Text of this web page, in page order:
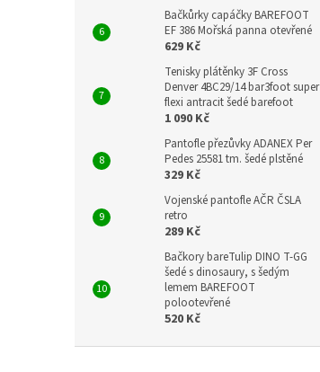
Bačkůrky capáčky BAREFOOT
EF 386 Mořská panna otevřené
629 Kč
Tenisky plátěnky 3F Cross
Denver 4BC29/14 bar3foot super
flexi antracit šedé barefoot
1 090 Kč
Pantofle přezůvky ADANEX Per
Pedes 25581 tm. šedé plstěné
329 Kč
Vojenské pantofle AČR ČSLA
retro
289 Kč
Bačkory bareTulip DINO T-GG
šedé s dinosaury, s šedým
lemem BAREFOOT
polootevřené
520 Kč